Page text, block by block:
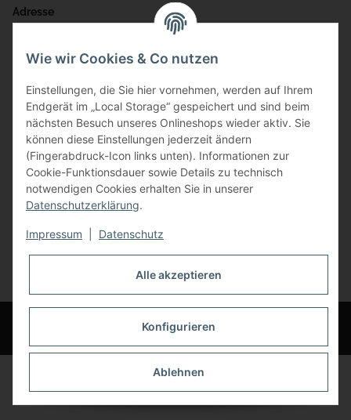
Adresse
Gewerbering 17
84072 Au i.d. Hallertau
info@bauer-tore.de
Vertrag widerrufen
* Alle Preise inkl. gesetzlicher USt., zzgl.Versand
© Bauer-Systemtechnik GmbH - Technische Änderungen und Irrtümer
vorbehalten
Wie wir Cookies & Co nutzen
Einstellungen, die Sie hier vornehmen, werden auf Ihrem
Endgerät im „Local Storage“ gespeichert und sind beim
nächsten Besuch unseres Onlineshops wieder aktiv. Sie
können diese Einstellungen jederzeit ändern
(Fingerabdruck-Icon links unten). Informationen zur
Cookie-Funktionsdauer sowie Details zu technisch
notwendigen Cookies erhalten Sie in unserer
Datenschutzerklärung.
Impressum Datenschutz
Alle akzeptieren
Konfigurieren
Ablehnen